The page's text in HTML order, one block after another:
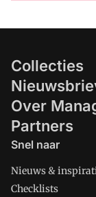
Collecties
Over
Partners
Snel naar
Nieuws &
Checklists